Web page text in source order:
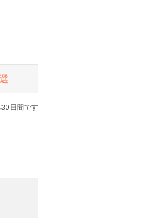
日間です